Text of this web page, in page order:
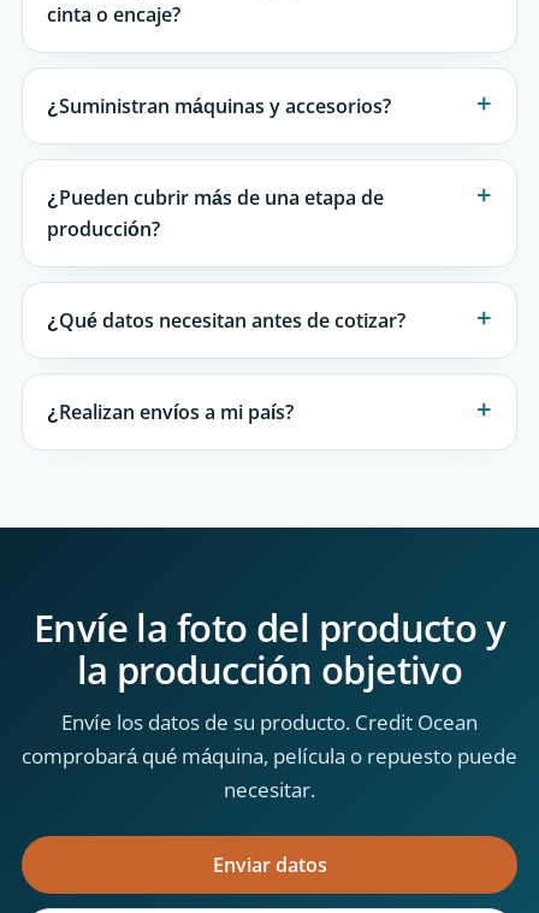
cinta o encaje?
¿Suministran máquinas y accesorios?
¿Pueden cubrir más de una etapa de
producción?
¿Qué datos necesitan antes de cotizar?
¿Realizan envíos a mi país?
Envíe la foto del producto y
la producción objetivo
Envíe los datos de su producto. Credit Ocean
comprobará qué máquina, película o repuesto puede
necesitar.
Enviar datos